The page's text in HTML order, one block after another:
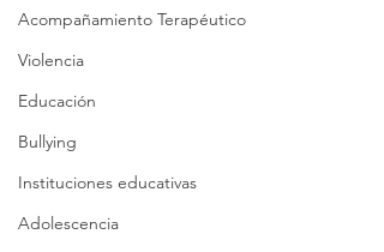
Acompañamiento Terapéutico
Violencia
Educación
Bullying
Instituciones educativas
Adolescencia